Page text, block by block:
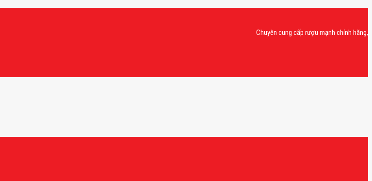
Chuyên cung cấp rượu mạnh chính hãng, rượu